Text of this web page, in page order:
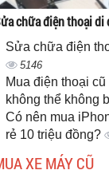
chữa điện thoại di
Sửa chữa điện
5146
Mua điện thoại
không thể không
Có nên mua
rẻ 10 triệu đồng?
XE MÁY CŨ